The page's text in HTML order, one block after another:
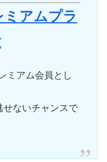
アムプラ
ミアム会員とし
せないチャンスで